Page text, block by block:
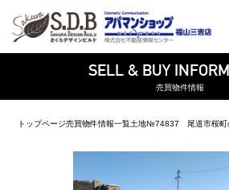
SELL & BUY
売買物件情報
トップページ売買物件情報一覧土地№74837 尾道市桜町